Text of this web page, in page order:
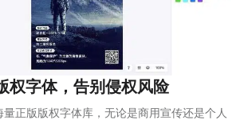
权字体，告别侵权风险
正版版权字体库，无论是商用宣传还是个人